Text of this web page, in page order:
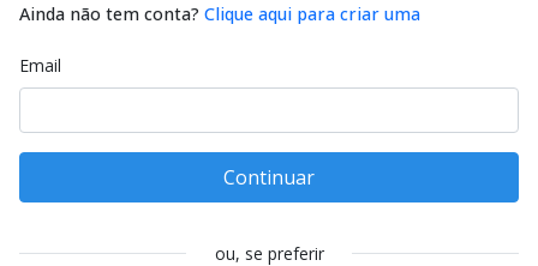
Ainda não tem conta? Clique aqui para criar uma
Email
Continuar
ou, se preferir